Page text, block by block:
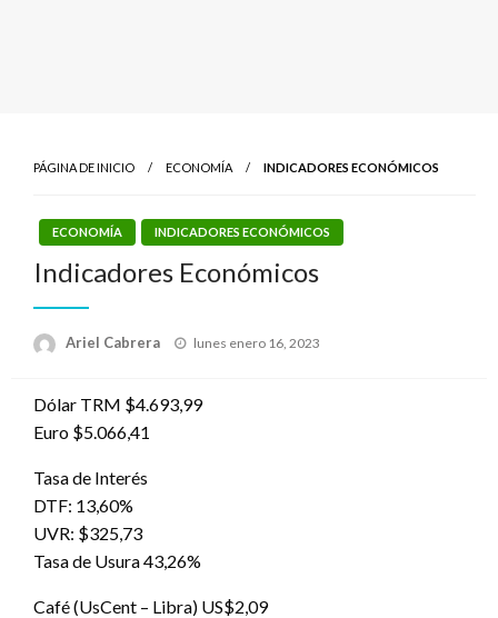
PÁGINA DE INICIO ECONOMÍA INDICADORES ECONÓMICOS
ECONOMÍA INDICADORES ECONÓMICOS
Indicadores Económicos
Ariel Cabrera
Publicado
lunes enero 16, 2023
Dólar TRM $4.693,99
Euro $5.066,41
Tasa de Interés
DTF: 13,60%
UVR: $325,73
Tasa de Usura 43,26%
Café (UsCent – Libra) US$2,09